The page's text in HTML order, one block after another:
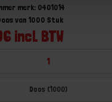
merk: 0401014
incl. BTW
van 1000 Stuk
Doos (1000)